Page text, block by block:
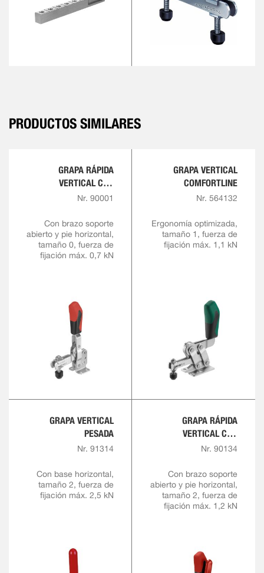
PRODUCTOS SIMILARES
GRAPA RÁPIDA
VERTICAL CON
EMPUÑADURA ROJA
Nr. 90001
Con brazo soporte
abierto y pie horizontal,
tamaño 0, fuerza de
fijación máx. 0,7 kN
GRAPA VERTICAL
COMFORTLINE
Nr. 564132
Ergonomía optimizada,
tamaño 1, fuerza de
fijación máx. 1,1 kN
GRAPA VERTICAL
PESADA
Nr. 91314
Con base horizontal,
tamaño 2, fuerza de
fijación máx. 2,5 kN
GRAPA RÁPIDA
VERTICAL CON
EMPUÑADURA ROJA Y
SEGURIDAD
Nr. 90134
Con brazo soporte
abierto y pie horizontal,
tamaño 2, fuerza de
fijación máx. 1,2 kN